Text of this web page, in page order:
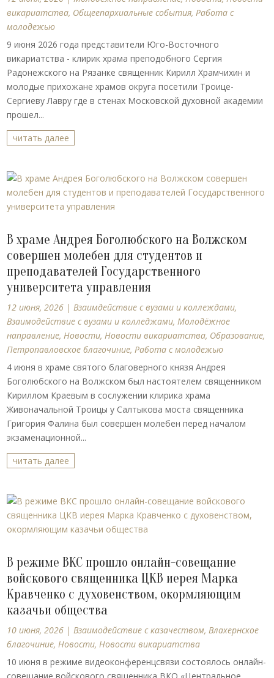
викариатства, Общеепархиальные события,Работа с
молодежью
9 июня 2026 года представители Юго-Восточного
викариатства - клирик храма преподобного Сергия
Радонежского на Рязанке священник Кирилл Храмчихин и
молодые прихожане храмов округа посетили Троице-
Сергиеву Лавру где в стенах Московской духовной академии
прошел...
читать далее
В храме Андрея Боголюбского на Волжском
совершен молебен для студентов и
преподавателей Государственного
университета управления
12 июня, 2026 |Взаимдействие с вузами и коллеждами,
Взаимодействие с вузами и колледжами,Молодёжное
направление,Новости,Новости викариатства, Образование,
Петропавловское благочиние,Работа с молодежью
4 июня в храме святого благоверного князя Андрея
Боголюбского на Волжском был настоятелем священником
Кириллом Краевым в сослужении клирика храма
Живоначальной Троицы у Салтыкова моста священника
Григория Фалина был совершен молебен перед началом
экзаменационной...
читать далее
В режиме ВКС прошло онлайн-совещание
войскового священника ЦКВ иерея Марка
Кравченко с духовенством, окормляющим
казачьи общества
10 июня, 2026 |Взаимодействие с казачеством,Влахернское
благочиние,Новости,Новости викариатства
10 июня в режиме видеоконференцсвязи состоялось онлайн-